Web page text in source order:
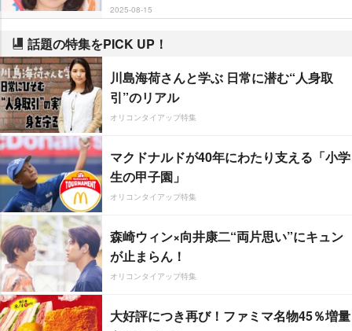
2025-08-15
話題の特集をPICK UP！
川島海荷さんと学ぶ 日常に潜む“人身取
引”のリアル
オリコンタイアップ特集
マクドナルドが40年にわたり支える「小学
生の甲子園」
オリコンタイアップ特集
森崎ウィン×向井康二“両片思い”にキュン
が止まらん！
オリコンタイアップ特集
大好評につき再び！ファミマ名物45％増量